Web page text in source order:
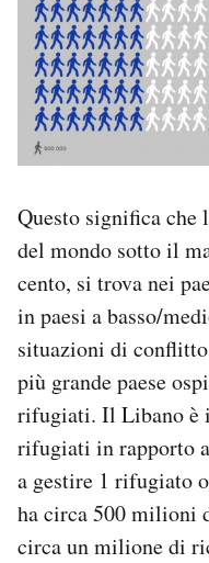
Questo significa
del mondo sotto il
cento, si trova nei
in paesi a basso/
situazioni di
più grande paese
rifugiati. Il Libano è
rifugiati in rapporto
a gestire 1 rifugiato
ha circa 500 milioni
circa un milione di